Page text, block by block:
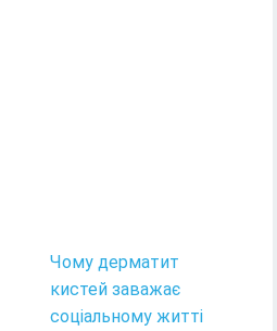
Чому дерматит
кистей заважає
соціальному житті